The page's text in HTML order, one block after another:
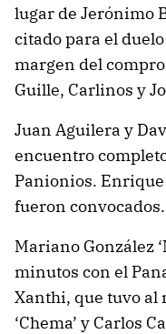
lugar de Jerónimo
citado para el
margen del
Guille, Carlinos y
Juan Aguilera y
encuentro
Panionios.
fueron convocados.
Mariano González
minutos con el
Xanthi, que tuvo al
‘Chema’ y Carlos